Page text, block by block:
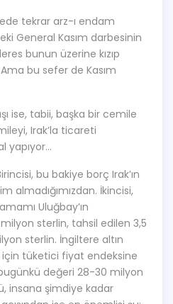
tekrar arz-ı endam
General Kasım darbesinin
bunun üzerine kızıp
bu sefer de Kasım
ise, tabii, başka bir cemile
Irak’la ticareti
yapıyor…
bu bakiye borç Irak’ın
almadığımızdan. İkincisi,
Uluğbay’ın
sterlin, tahsil edilen 3,5
sterlin. İngiltere altın
için tüketici fiyat endeksine
değeri 28-30 milyon
insana şimdiye kadar